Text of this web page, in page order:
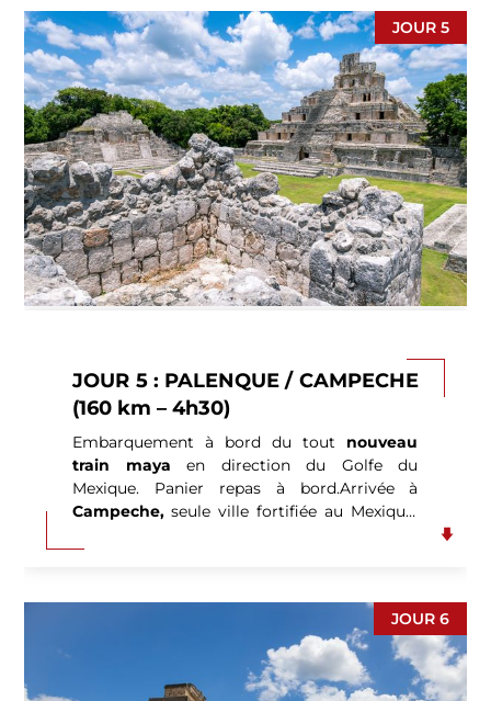
également. Elle apporte un témoignage
unique sur la mythologie et les rites mayas
grâce à la profusion des reliefs sculptés sur
les murs intérieurs des palais et des temples.
Puis route vers les fameusescascades
d’Agua Azul,paysage spectaculaire où l’eau
d’un bleu éclatant dévale des formations
calcaires en une série de piscines naturelles.
Déjeuner de poissonsous une palapa.
Profitez de cette étape rafraîchissante pour
vous baigner dans un de ses nombreux
bassins (si le temps le permet). Retour à
Palenque. (P.déj-Déj-Dîn).
JOUR 5
JOUR 5 : PALENQUE / CAMPECHE
(160 km – 4h30)
Embarquement à bord du tout nouveau
train mayaen direction du Golfe du
Mexique. Panier repas à bord.Arrivée à
Campeche,seule ville fortifiée au Mexique.
JOUR 6